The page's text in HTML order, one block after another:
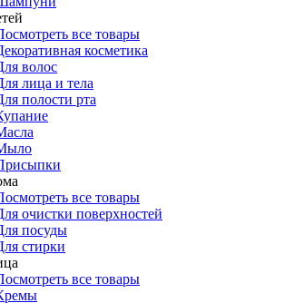
все товары
косметика
волос
лица и тела
полости рта
все товары
очистки поверхностей
посуды
стирки
все товары